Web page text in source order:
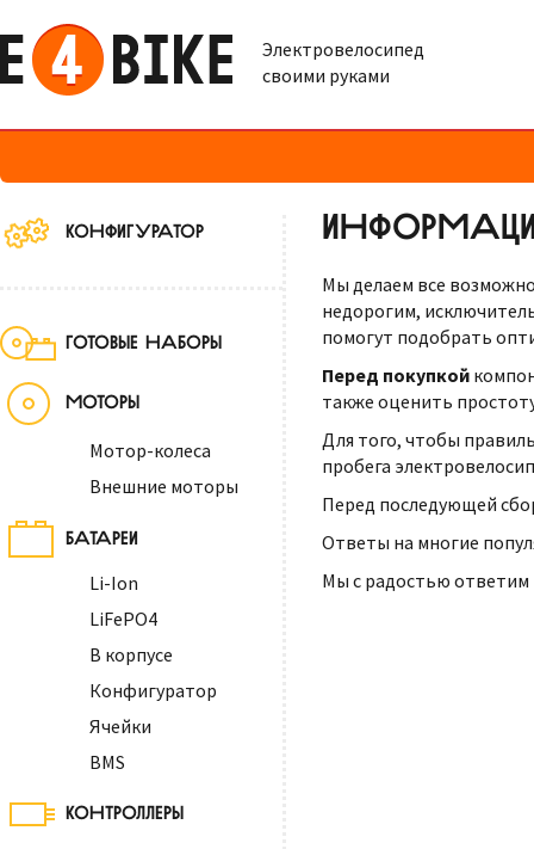
Электровелосипед
своими руками
КОНФИГУРАТОР
ГОТОВЫЕ НАБОРЫ
МОТОРЫ
Мотор-колеса
Внешние моторы
БАТАРЕИ
Li-Ion
LiFePO4
В корпусе
Конфигуратор
Ячейки
BMS
КОНТРОЛЛЕРЫ
Мы делаем все
недорогим,
помогут подобрать
Перед покупкой
также оценить
Для того, чтобы
пробега
Перед последующей
Ответы на многие
Мы с радостью ответим